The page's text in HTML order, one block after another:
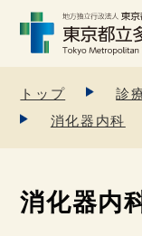
トップ 診
消化器内科
消化器内